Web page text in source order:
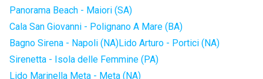
Panorama Beach - Maiori (SA)
Cala San Giovanni - Polignano A Mare (BA)
Bagno Sirena - Napoli (NA)Lido Arturo - Portici (NA)
Sirenetta - Isola delle Femmine (PA)
Lido Marinella Meta - Meta (NA)